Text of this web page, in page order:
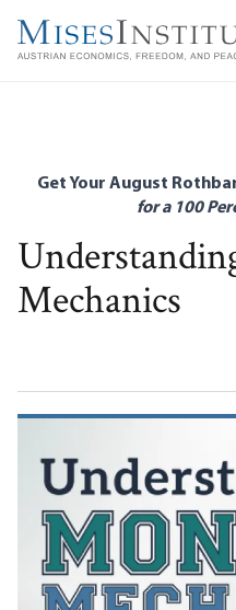
main
Get Your August
for a 100
Mechanics